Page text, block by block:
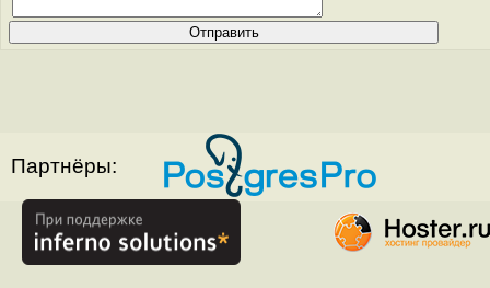
Партнёры: